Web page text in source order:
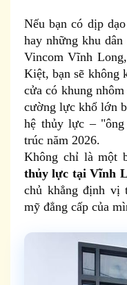
Nếu bạn có dịp
hay những khu
Vincom Vĩnh
Kiệt, bạn sẽ không
cửa có khung
cường lực khổ lớn
hệ thủy lực –
trúc năm 2026.
Không chỉ là một
thủy lực tại Vĩnh
chủ khẳng định vị
mỹ đẳng cấp của